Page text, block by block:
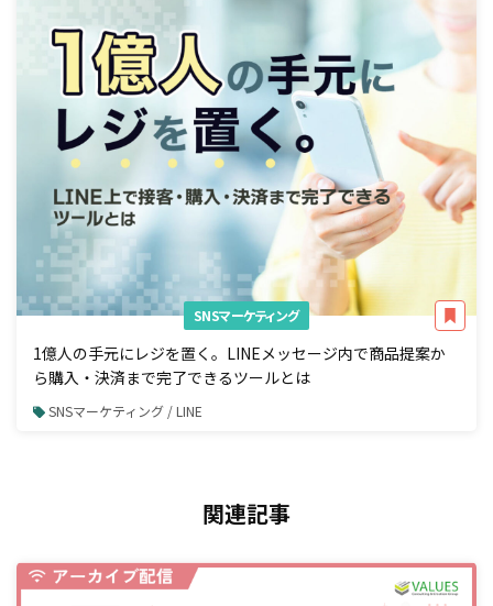
SNSマーケティング
1億人の手元にレジを置く。LINEメッセージ内で商品提案か
ら購入・決済まで完了できるツールとは
SNSマーケティング / LINE
関連記事